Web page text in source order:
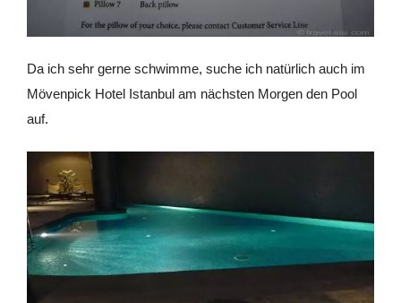
Da ich sehr gerne schwimme, suche ich natürlich auch im
Mövenpick Hotel Istanbul am nächsten Morgen den Pool
auf.